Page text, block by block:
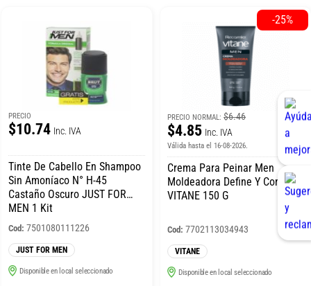
PRECIO
$10.74 Inc. IVA
Tinte De Cabello En Shampoo
Sin Amoníaco N° H-45
Castaño Oscuro JUST FOR
MEN 1 Kit
Cod: 7501080111226
JUST FOR MEN
Disponible en local seleccionado
PRECIO NORMAL:$6.46
$4.85 Inc. IVA
Válida hasta el 16-08-2026.
Crema Para Peinar Men
Moldeadora Define Y Controla
VITANE 150 G
Cod: 7702113034943
VITANE
Disponible en local seleccionado
-25%